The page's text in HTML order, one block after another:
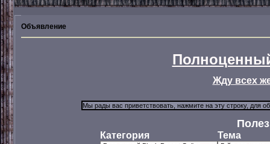
Объявление
Жду всех
Категория Тема